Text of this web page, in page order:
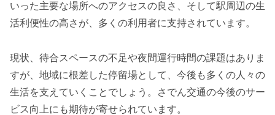
いった主要な場所へのアクセスの良さ、そして駅周辺の生
活利便性の高さが、多くの利用者に支持されています。
現状、待合スペースの不足や夜間運行時間の課題はありま
すが、地域に根差した停留場として、今後も多くの人々の
生活を支えていくことでしょう。さでん交通の今後のサー
ビス向上にも期待が寄せられています。